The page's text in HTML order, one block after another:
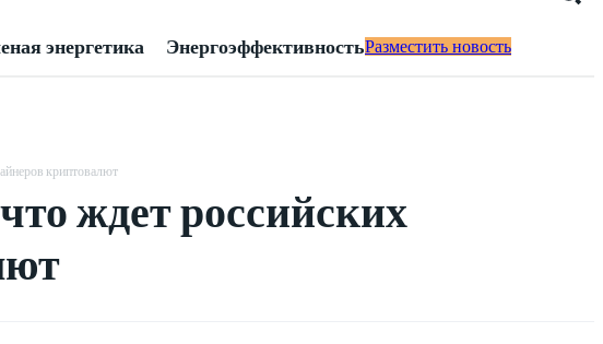
энергетика ЭнергоэффективностьРазместить новость
криптовалют
ждет российских